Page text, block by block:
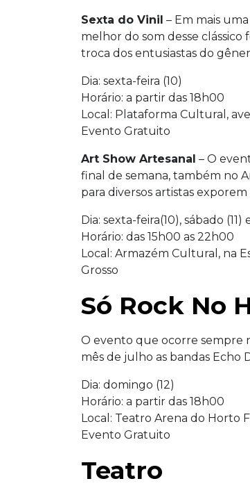
Sexta do Vinil – Em mais
melhor do som desse
troca dos entusiastas do
Dia: sexta-feira (10)
Horário: a partir das 18h00
Local: Plataforma Cultural,
Evento Gratuito
Art Show Artesanal – O
final de semana, também no
para diversos artistas exporem
Dia: sexta-feira(10), sábado (11)
Horário: das 15h00 as 22h00
Local: Armazém Cultural, na
Grosso
Só Rock No
O evento que ocorre sempre
mês de julho as bandas Echo
Dia: domingo (12)
Horário: a partir das 18h00
Local: Teatro Arena do Horto
Evento Gratuito
Teatro